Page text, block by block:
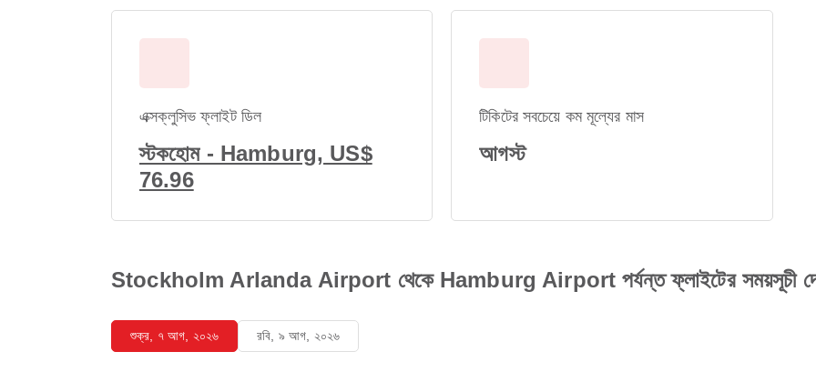
এক্সক্লুসিভ ফ্লাইট ডিল
স্টকহোম - Hamburg, US$
76.96
টিকিটের সবচেয়ে কম মূল্যের মাস
আগস্ট
Stockholm Arlanda Airport থেকে Hamburg Airport পর্যন্ত ফ্লাইটের সময়সূচী
শুক্র, ৭ আগ, ২০২৬ রবি, ৯ আগ, ২০২৬